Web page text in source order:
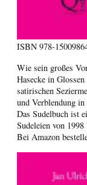
ISBN 978-
Wie sein großes
Hasecke in
satirischen
und Verblendung
Das Sudelbuch ist
Sudeleien von
Bei Amazon